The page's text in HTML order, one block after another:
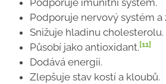
Podporuje nervový systém a
Snižuje hladinu cholesterolu.
Působí jako antioxidant.[11]
Dodává energii.
Zlepšuje stav kostí a kloubů.